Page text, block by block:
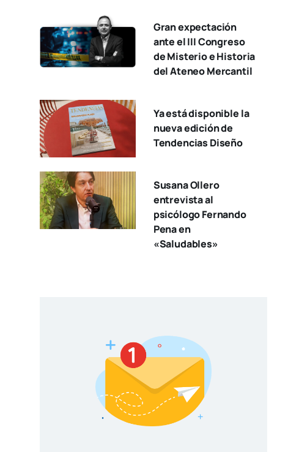
Gran expectación
ante el III Congreso
de Misterio e Historia
del Ateneo Mercantil
Ya está disponible la
nueva edición de
Tendencias Diseño
Susana Ollero
entrevista al
psicólogo Fernando
Pena en
«Saludables»